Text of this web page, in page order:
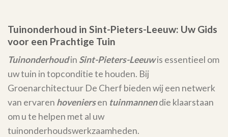
Tuinonderhoud in Sint-Pieters-Leeuw: Uw Gids
voor een Prachtige Tuin
Tuinonderhoudin Sint-Pieters-Leeuwis essentieel om
uw tuin in topconditie te houden. Bij
Groenarchitectuur De Cherf bieden wij een netwerk
van ervaren hoveniersen tuinmannendie klaarstaan
om u te helpen met al uw
tuinonderhoudswerkzaamheden.